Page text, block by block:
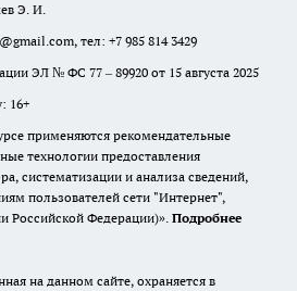
Э. И.
, тел: +7 985 814 3429
ЭЛ № ФС 77 – 89920 от 15 августа 2025
16+
применяются рекомендательные
технологии предоставления
систематизации и анализа сведений,
пользователей сети "Интернет",
Российской Федерации)». Подробнее
на данном сайте, охраняется в